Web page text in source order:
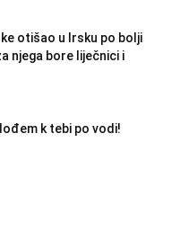
otišao u Irsku po bolji
njega bore liječnici i
k tebi po vodi!